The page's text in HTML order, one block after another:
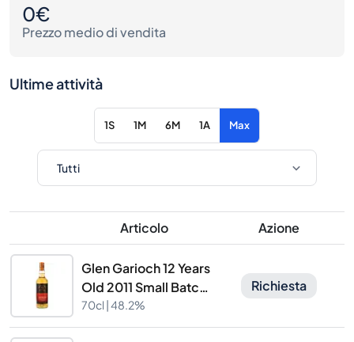
0€
Prezzo medio di vendita
Ultime attività
1S 1M 6M 1A Max
Articolo Azione
Glen Garioch 12 Years
Old 2011 Small Batch
Edition 14 Signatory
Vintage
70cl |48.2%
Richiesta